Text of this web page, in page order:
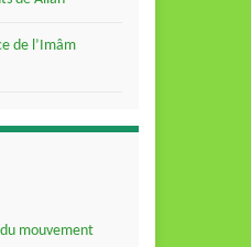
de l’Imâm
mouvement